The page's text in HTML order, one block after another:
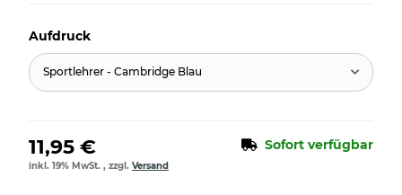
Aufdruck
Sportlehrer - Cambridge Blau
11,95 € Sofort verfügbar
inkl. 19% MwSt. , zzgl. Versand